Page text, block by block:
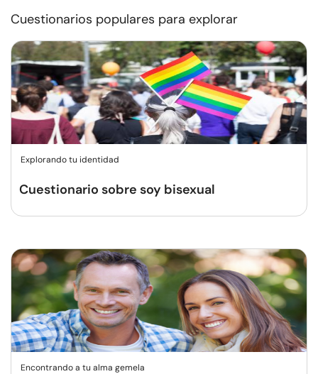
Cuestionarios populares para explorar
Explorando tu identidad
Cuestionario sobre soy bisexual
Encontrando a tu alma gemela